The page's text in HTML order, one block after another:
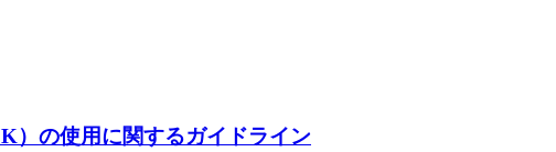
）の使用に関するガイドライン